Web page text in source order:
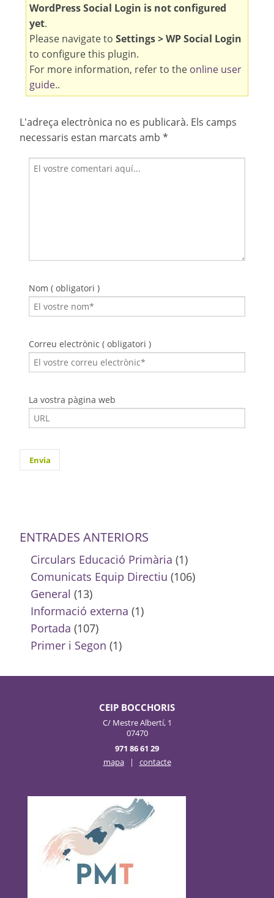
WordPress Social Login is not configured
yet.
Please navigate to Settings > WP Social Login
to configure this plugin.
For more information, refer to the online user
guide..
L'adreça electrònica no es publicarà. Els camps
necessaris estan marcats amb *
Nom ( obligatori )
Correu electrònic ( obligatori )
La vostra pàgina web
ENTRADES ANTERIORS
Circulars Educació Primària (1)
Comunicats Equip Directiu (106)
General (13)
Informació externa (1)
Portada (107)
Primer i Segon (1)
CEIP BOCCHORIS
C/ Mestre Albertí, 1
07470
971 86 61 29
mapa
| contacte